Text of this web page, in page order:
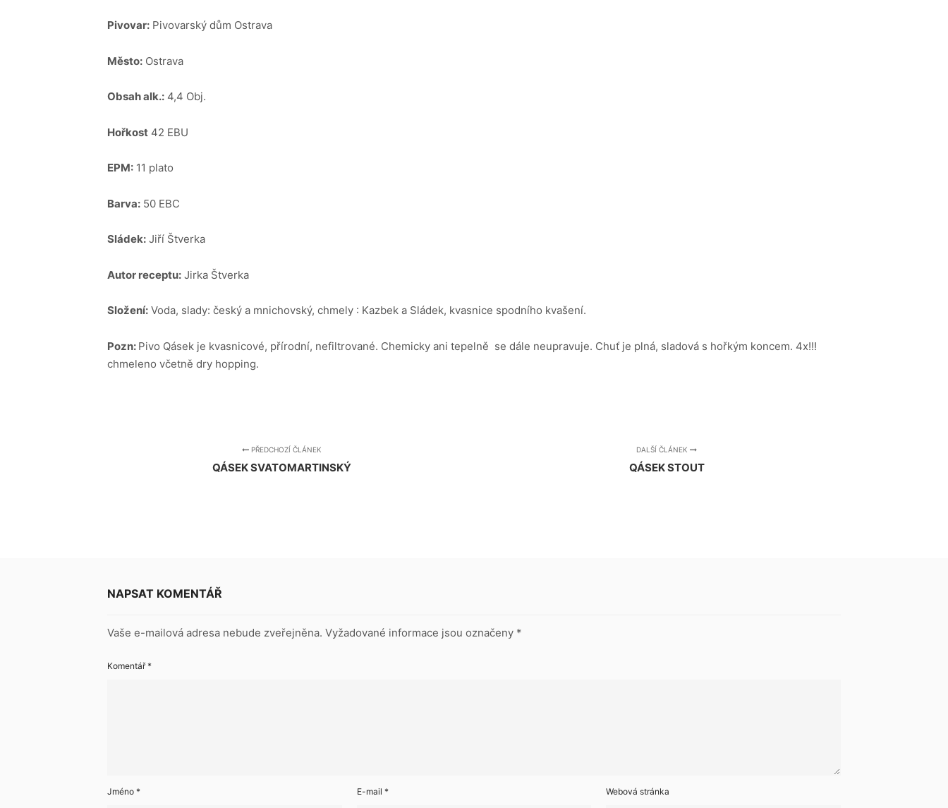
Pivovar: Pivovarský dům Ostrava
Město: Ostrava
Obsah alk.: 4,4 Obj.
Hořkost 42 EBU
EPM: 11 plato
Barva: 50 EBC
Sládek: Jiří Štverka
Autor receptu: Jirka Štverka
Složení: Voda, slady: český a mnichovský, chmely : Kazbek a Sládek, kvasnice spodního kvašení.
Pozn: Pivo Qásek je kvasnicové, přírodní, nefiltrované. Chemicky ani tepelně se dále neupravuje. Chuť je plná, sladová s hořkým koncem. 4x!!!
chmeleno včetně dry hopping.
PŘEDCHOZÍ ČLÁNEK
QÁSEK SVATOMARTINSKÝ
DALŠÍ ČLÁNEK
QÁSEK STOUT
NAPSAT KOMENTÁŘ
Vaše e-mailová adresa nebude zveřejněna. Vyžadované informace jsou označeny *
Komentář*
Jméno * E-mail * Webová stránka